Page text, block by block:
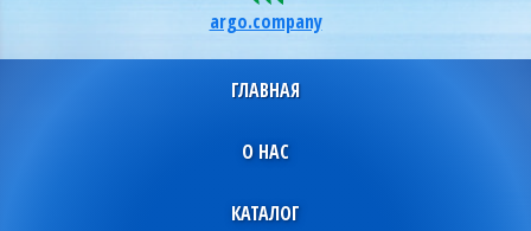
argo.company
ГЛАВНАЯ
О НАС
КАТАЛОГ